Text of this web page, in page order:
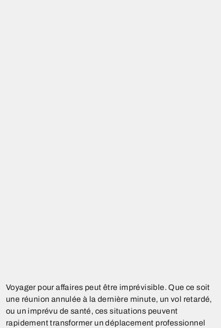
Voyager pour affaires peut être imprévisible. Que ce soit
une réunion annulée à la dernière minute, un vol retardé,
ou un imprévu de santé, ces situations peuvent
rapidement transformer un déplacement professionnel